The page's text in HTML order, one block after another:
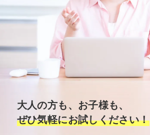
大人の方も、お子様も、
ぜひ気軽にお試しください！